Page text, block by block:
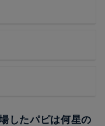
したパピは何星の